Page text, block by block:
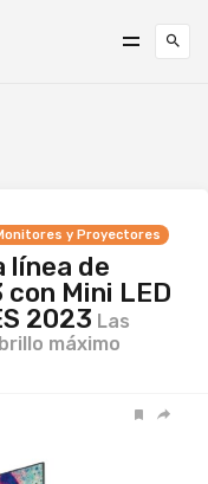
y Proyectores
línea de
Mini LED
2023 Las
máximo